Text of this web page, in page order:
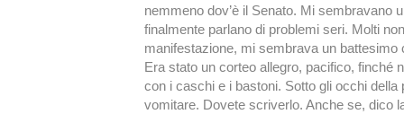
nemmeno dov’è il Senato. Mi sembravano
finalmente parlano di problemi seri. Molti
manifestazione, mi sembrava un battesimo
Era stato un corteo allegro, pacifico, finché
con i caschi e i bastoni. Sotto gli occhi della
vomitare. Dovete scriverlo. Anche se, dico